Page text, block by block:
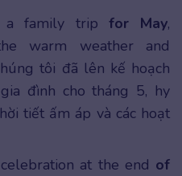
a family tripfor May,
warm weather and
tôi đã lên kế hoạch
đình cho tháng 5, hy
tiết ấm áp và các hoạt
at the end of